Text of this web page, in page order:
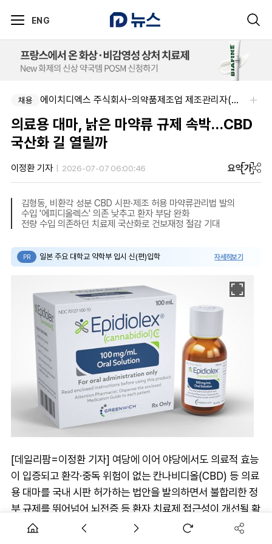
ENG
채용 에이치디엑스 주식회사-의약품제조업 제조관리자(약사) 채용
의료용 대마, 낡은 마약류 규제 속박…CBD
국산화 길 열릴까
이정환 기자 2026-07-07 06:00:46 요약가
김형동, 비환각 성분 CBD 시판·제조 허용 마약류관리법 발의
수입 '에피디올렉스' 의존 낮추고 환자 부담 완화
전량 수입 의존하던 치료제 국산화로 건보재정 절감 기대
PR 일본 주요 대학교 약학부 입시 신(편)입학 자세히보기
[데일리팜=이정환 기자] 여당에 이어 야당에서도 의료적 효능
이 입증되고 환각·중독 위험이 없는 칸나비디올(CBD) 등 의료
용 대마를 국내 시판 허가하는 법안을 발의하면서 불합리한 정
부 규제를 뛰어넘어 뇌전증 등 환자 치료제 접근성이 개선될 확
률이 커졌다.